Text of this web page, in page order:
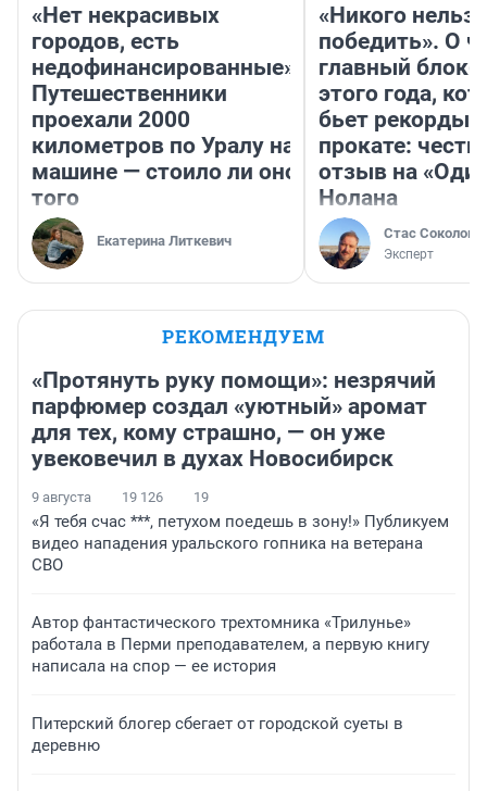
«Нет некрасивых
городов, есть
недофинансированные».
Путешественники
проехали 2000
километров по Уралу на
машине — стоило ли оно
того
Екатерина Литкевич
«Никого нельзя
победить». О
главный
этого года,
бьет рекорды в
прокате:
отзыв на
Нолана
Стас Соколов
Эксперт
РЕКОМЕНДУЕМ
«Протянуть руку помощи»: незрячий
парфюмер создал «уютный» аромат
для тех, кому страшно, — он уже
увековечил в духах Новосибирск
9 августа 19 126 19
«Я тебя счас ***, петухом поедешь в зону!» Публикуем
видео нападения уральского гопника на ветерана
СВО
Автор фантастического трехтомника «Трилунье»
работала в Перми преподавателем, а первую книгу
написала на спор — ее история
Питерский блогер сбегает от городской суеты в
деревню